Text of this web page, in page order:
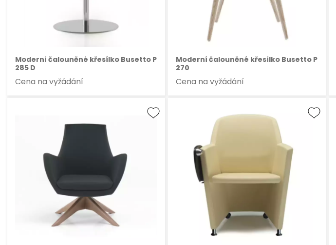
Moderní čalouněné křesílko Busetto P
285 D
Cena na vyžádání
Moderní čalouněné křesílko Busetto P
270
Cena na vyžádání